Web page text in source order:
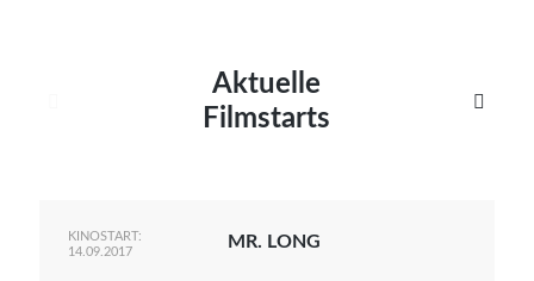
Aktuelle
Filmstarts

KINOSTART:
14.09.2017
MR. LONG